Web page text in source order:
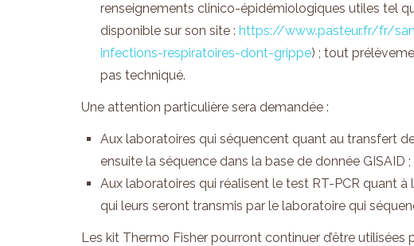
renseignements clinico-épidémiologiques utiles tel
disponible sur son site : https://www.pasteur.fr/fr/
infections-respiratoires-dont-grippe) ; tout
pas techniqué.
Une attention particulière sera demandée :
Aux laboratoires qui séquencent quant au transfert
ensuite la séquence dans la base de donnée GISAID ;
Aux laboratoires qui réalisent le test RT-PCR quant
qui leurs seront transmis par le laboratoire qui
Les kit Thermo Fisher pourront continuer d’être